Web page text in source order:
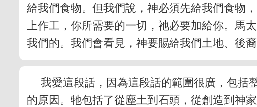
給我們食物。但我們說，神必須先給我們食物
上作工，你所需要的一切，祂必要加給你。馬
我們的。我們會看見，神要賜給我們土地、後
我愛這段話，因為這段話的範圍很廣，包括
的原因。牠包括了從塵土到石頭，從創造到神